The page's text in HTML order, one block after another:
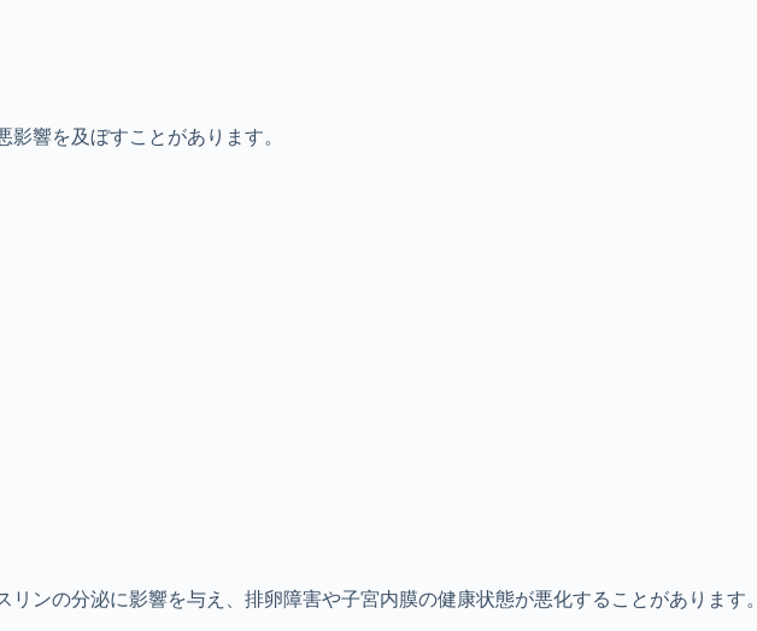
響を及ぼすことがあります。
ンの分泌に影響を与え、排卵障害や子宮内膜の健康状態が悪化することがあります。